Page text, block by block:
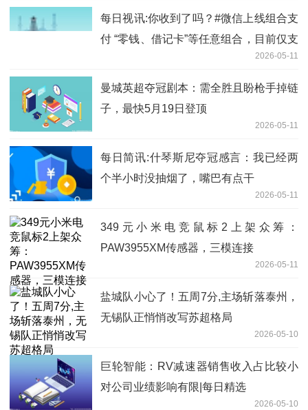
每日视讯:你收到了吗？#微信上线组合支
付 “零钱、借记卡”等任意组合，目前仅支
2026-05-11
曼城英超夺冠剧本：需全胜且盼枪手掉链
子，最快5月19日登顶
2026-05-11
每日简讯:什琴斯尼夺冠感言：我已经两
个半小时没抽烟了，嘴巴有点干
2026-05-11
349元小米电竞鼠标2上架众筹：
PAW3955XM传感器，三模连接
2026-05-11
盐城队小心了！五周7分,主场斩落泰州，
无锡队正悄悄改写苏超格局
2026-05-10
巨轮智能：RV减速器销售收入占比较小
对公司业绩影响有限|每日精选
2026-05-10